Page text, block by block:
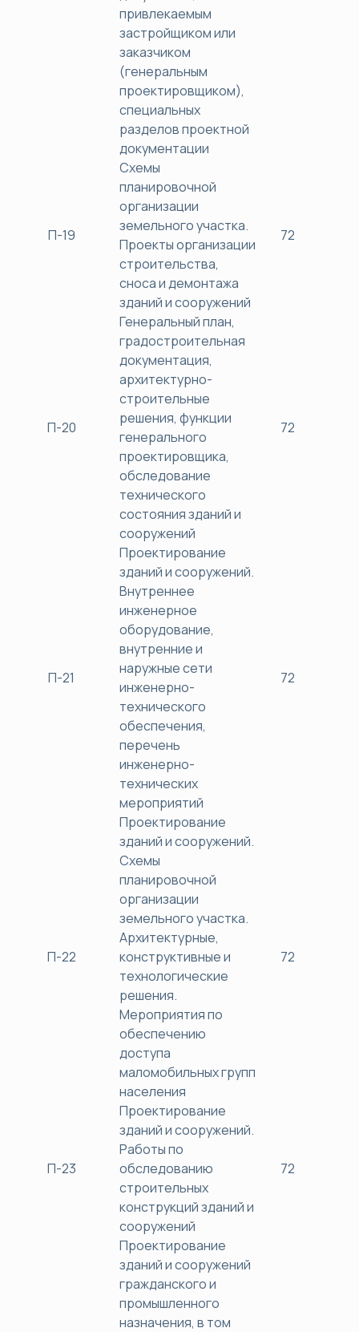
привлекаемым
застройщиком или
заказчиком
(генеральным
проектировщиком),
специальных
разделов проектной
документации
П-19
Схемы
планировочной
организации
земельного участка.
Проекты организации
строительства,
сноса и демонтажа
зданий и сооружений
72
П-20
Генеральный план,
градостроительная
документация,
архитектурно-
строительные
решения, функции
генерального
проектировщика,
обследование
технического
состояния зданий и
сооружений
72
П-21
Проектирование
зданий и сооружений.
Внутреннее
инженерное
оборудование,
внутренние и
наружные сети
инженерно-
технического
обеспечения,
перечень
инженерно-
технических
мероприятий
72
П-22
Проектирование
зданий и сооружений.
Схемы
планировочной
организации
земельного участка.
Архитектурные,
конструктивные и
технологические
решения.
Мероприятия по
обеспечению
доступа
маломобильных групп
населения
72
П-23
Проектирование
зданий и сооружений.
Работы по
обследованию
строительных
конструкций зданий и
сооружений
72
Проектирование
зданий и сооружений
гражданского и
промышленного
назначения, в том